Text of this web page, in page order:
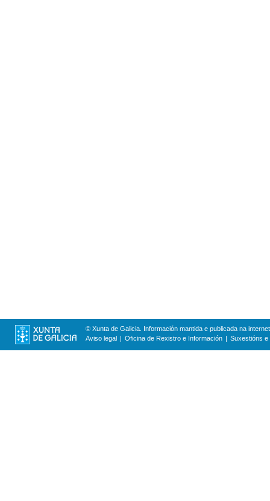
© Xunta de Galicia. Información mantida e publicada na
Aviso legal
Oficina de Rexistro e Información Suxestións e